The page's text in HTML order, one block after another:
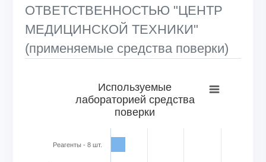
ОТВЕТСТВЕННОСТЬЮ "ЦЕНТР
МЕДИЦИНСКОЙ ТЕХНИКИ"
(применяемые средства поверки)
Bar chart with 6 bars.
View as data table, Используемые лабораторией
The chart has 1 X axis displaying categories.
The chart has 1 Y axis displaying Кол-во в шт.. Range: 0
Используемые
лабораторией средства
поверки
Реагенты - 8 шт.